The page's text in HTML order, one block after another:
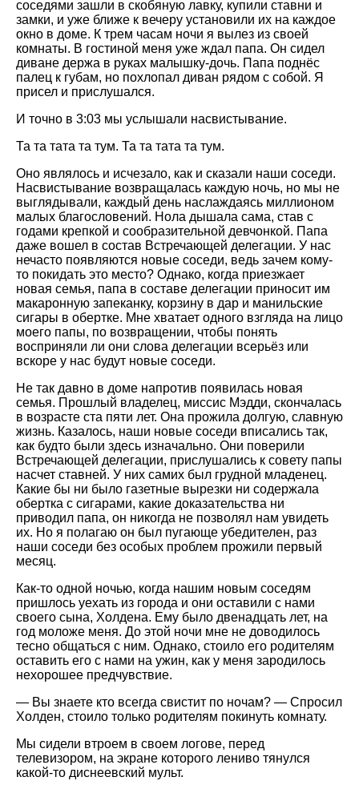
соседями зашли в скобяную лавку, купили ставни и
замки, и уже ближе к вечеру установили их на каждое
окно в доме. К трем часам ночи я вылез из своей
комнаты. В гостиной меня уже ждал папа. Он сидел
диване держа в руках малышку-дочь. Папа поднёс
палец к губам, но похлопал диван рядом с собой. Я
присел и прислушался.
И точно в 3:03 мы услышали насвистывание.
Та та тата та тум. Та та тата та тум.
Оно являлось и исчезало, как и сказали наши соседи.
Насвистывание возвращалась каждую ночь, но мы не
выглядывали, каждый день наслаждаясь миллионом
малых благословений. Нола дышала сама, став с
годами крепкой и сообразительной девчонкой. Папа
даже вошел в состав Встречающей делегации. У нас
нечасто появляются новые соседи, ведь зачем кому-
то покидать это место? Однако, когда приезжает
новая семья, папа в составе делегации приносит им
макаронную запеканку, корзину в дар и манильские
сигары в обертке. Мне хватает одного взгляда на лицо
моего папы, по возвращении, чтобы понять
восприняли ли они слова делегации всерьёз или
вскоре у нас будут новые соседи.
Не так давно в доме напротив появилась новая
семья. Прошлый владелец, миссис Мэдди, скончалась
в возрасте ста пяти лет. Она прожила долгую, славную
жизнь. Казалось, наши новые соседи вписались так,
как будто были здесь изначально. Они поверили
Встречающей делегации, прислушались к совету папы
насчет ставней. У них самих был грудной младенец.
Какие бы ни было газетные вырезки ни содержала
обертка с сигарами, какие доказательства ни
приводил папа, он никогда не позволял нам увидеть
их. Но я полагаю он был пугающе убедителен, раз
наши соседи без особых проблем прожили первый
месяц.
Как-то одной ночью, когда нашим новым соседям
пришлось уехать из города и они оставили с нами
своего сына, Холдена. Ему было двенадцать лет, на
год моложе меня. До этой ночи мне не доводилось
тесно общаться с ним. Однако, стоило его родителям
оставить его с нами на ужин, как у меня зародилось
нехорошее предчувствие.
— Вы знаете кто всегда свистит по ночам? — Спросил
Холден, стоило только родителям покинуть комнату.
Мы сидели втроем в своем логове, перед
телевизором, на экране которого лениво тянулся
какой-то диснеевский мульт.